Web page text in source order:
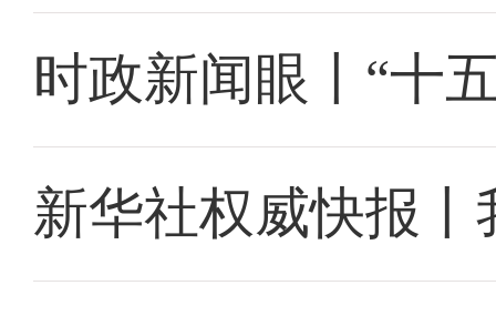
时政新闻眼丨“十
新华社权威快报